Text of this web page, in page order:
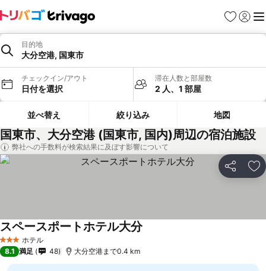
お気に入り
ログイ
メ
目的地
大分空港, 国東市
チェックイン/アウト
日付を選択
滞在人数と部屋数
2 人、1 部屋
並べ替え 絞り込み 地図
国東市、大分空港 (国東市, 国内)周辺の宿泊施設
弊社への手数料が検索結果に及ぼす影響について
シェア お
3 ホテルのランク
ホテル
スペースポートホテル大分
8.1 満足 48 大分空港まで0.4 km